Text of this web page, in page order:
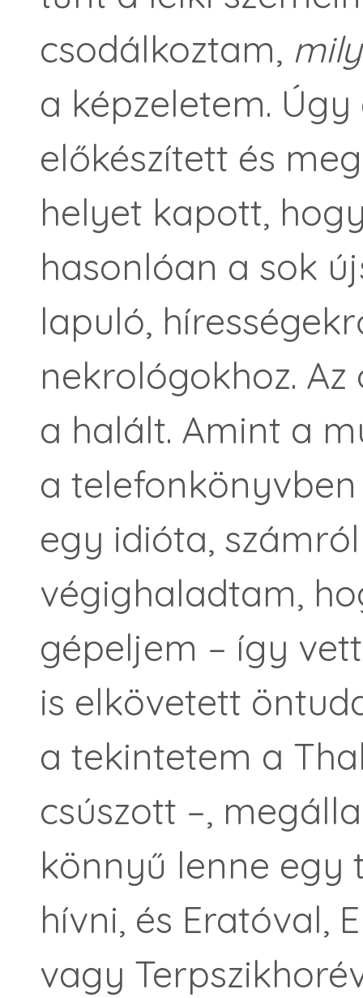
csodálkoztam,
a képzeletem.
előkészített és
helyet kapott,
hasonlóan a sok
lapuló,
nekrológokhoz.
a halált. Amint a
a
egy idióta,
végighaladtam,
gépeljem – így
is elkövetett
a tekintetem a
csúszott –,
könnyű lenne egy
hívni, és Eratóval,
vagy